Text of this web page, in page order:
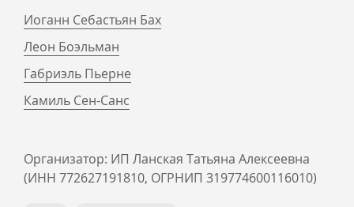
Иоганн Себастьян Бах
Леон Боэльман
Габриэль Пьерне
Камиль Сен-Санс
Организатор: ИП Ланская Татьяна Алексеевна
(ИНН 772627191810, ОГРНИП 319774600116010)